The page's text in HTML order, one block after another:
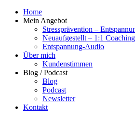
Home
Mein Angebot
Stressprävention –
Neuaufgestellt – 1:1 Coaching
Entspannung-Audio
Über mich
Kundenstimmen
Blog / Podcast
Blog
Podcast
Newsletter
Kontakt